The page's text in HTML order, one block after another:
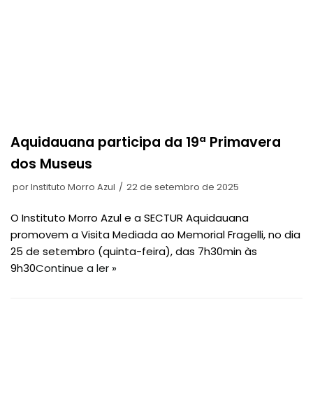
Aquidauana participa da 19ª Primavera
dos Museus
porInstituto Morro Azul 22 de setembro de 2025
O Instituto Morro Azul e a SECTUR Aquidauana
promovem a Visita Mediada ao Memorial Fragelli, no dia
25 de setembro (quinta-feira), das 7h30min às
9h30Continue a ler »